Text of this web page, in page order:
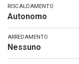
RISCALDAMENTO
Autonomo
ARREDAMENTO
Nessuno